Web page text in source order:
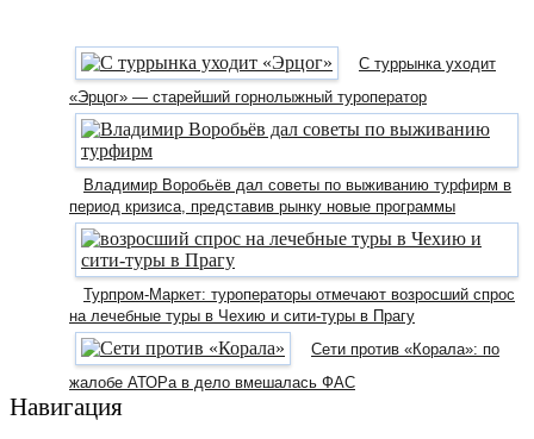
С туррынка уходит
«Эрцог» — старейший горнолыжный туроператор
Владимир Воробьёв дал советы по выживанию турфирм в
период кризиса, представив рынку новые программы
Турпром-Маркет: туроператоры отмечают возросший спрос
на лечебные туры в Чехию и сити-туры в Прагу
Сети против «Корала»: по
жалобе АТОРа в дело вмешалась ФАС
Навигация